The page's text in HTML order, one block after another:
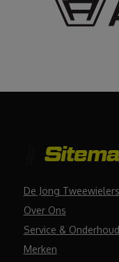
De Jong Tweewielers
Over Ons
Service & Onderhoud
Merken